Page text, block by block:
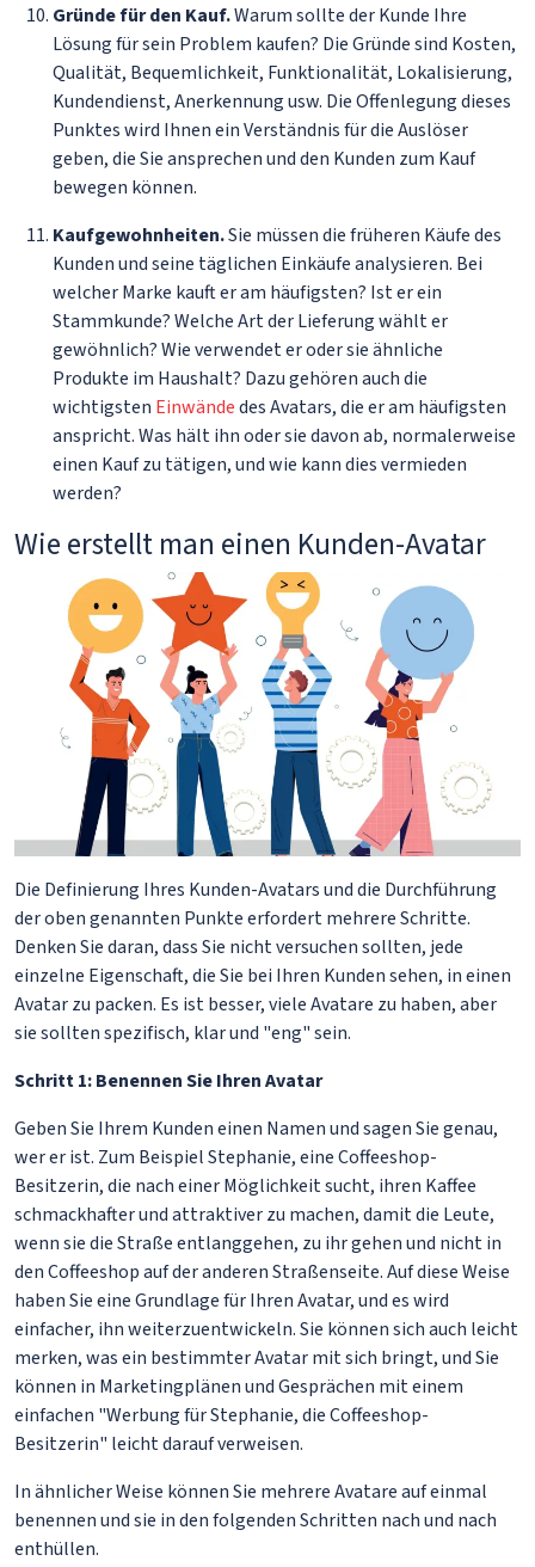
Gründe für den Kauf.Warum sollte der Kunde Ihre
Lösung für sein Problem kaufen? Die Gründe sind Kosten,
Qualität, Bequemlichkeit, Funktionalität, Lokalisierung,
Kundendienst, Anerkennung usw. Die Offenlegung dieses
Punktes wird Ihnen ein Verständnis für die Auslöser
geben, die Sie ansprechen und den Kunden zum Kauf
bewegen können.
Kaufgewohnheiten.Sie müssen die früheren Käufe des
Kunden und seine täglichen Einkäufe analysieren. Bei
welcher Marke kauft er am häufigsten? Ist er ein
Stammkunde? Welche Art der Lieferung wählt er
gewöhnlich? Wie verwendet er oder sie ähnliche
Produkte im Haushalt? Dazu gehören auch die
wichtigsten Einwändedes Avatars, die er am häufigsten
anspricht. Was hält ihn oder sie davon ab, normalerweise
einen Kauf zu tätigen, und wie kann dies vermieden
werden?
Wie erstellt man einen Kunden-Avatar
Die Definierung Ihres Kunden-Avatars und die Durchführung
der oben genannten Punkte erfordert mehrere Schritte.
Denken Sie daran, dass Sie nicht versuchen sollten, jede
einzelne Eigenschaft, die Sie bei Ihren Kunden sehen, in einen
Avatar zu packen. Es ist besser, viele Avatare zu haben, aber
sie sollten spezifisch, klar und "eng" sein.
Schritt 1: Benennen Sie Ihren Avatar
Geben Sie Ihrem Kunden einen Namen und sagen Sie genau,
wer er ist. Zum Beispiel Stephanie, eine Coffeeshop-
Besitzerin, die nach einer Möglichkeit sucht, ihren Kaffee
schmackhafter und attraktiver zu machen, damit die Leute,
wenn sie die Straße entlanggehen, zu ihr gehen und nicht in
den Coffeeshop auf der anderen Straßenseite. Auf diese Weise
haben Sie eine Grundlage für Ihren Avatar, und es wird
einfacher, ihn weiterzuentwickeln. Sie können sich auch leicht
merken, was ein bestimmter Avatar mit sich bringt, und Sie
können in Marketingplänen und Gesprächen mit einem
einfachen "Werbung für Stephanie, die Coffeeshop-
Besitzerin" leicht darauf verweisen.
In ähnlicher Weise können Sie mehrere Avatare auf einmal
benennen und sie in den folgenden Schritten nach und nach
enthüllen.